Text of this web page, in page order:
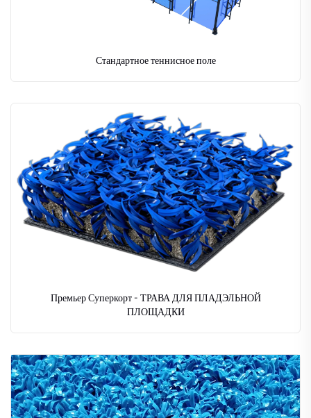
Стандартное теннисное поле
Премьер Суперкорт - ТРАВА ДЛЯ ПЛАДЭЛЬНОЙ
ПЛОЩАДКИ